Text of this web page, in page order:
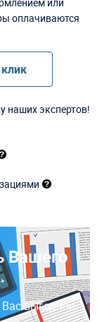
оплачиваются
наших экспертов!
Вашего
выгодное